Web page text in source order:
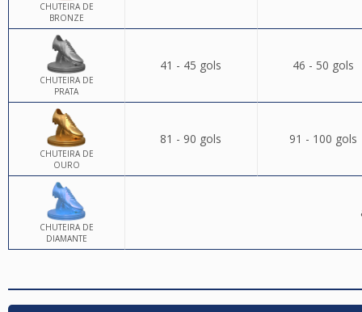
CHUTEIRA DE
BRONZE
CHUTEIRA DE
PRATA
41 - 45 gols 46 - 50 gols
CHUTEIRA DE
OURO
81 - 90 gols 91 - 100 gols
CHUTEIRA DE
DIAMANTE